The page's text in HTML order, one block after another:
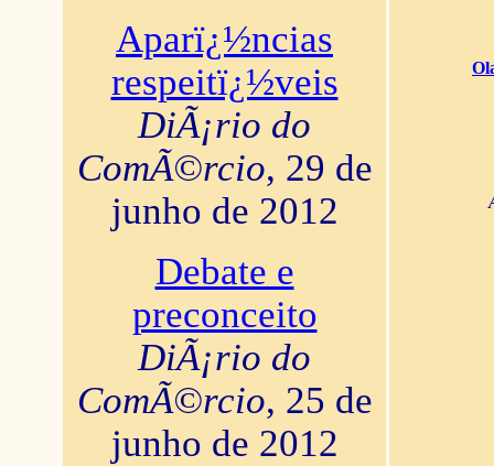
Aparï¿½ncias
respeitï¿½veis
DiÃ¡rio do
ComÃ©rcio, 29 de
junho de 2012
Debate e
preconceito
DiÃ¡rio do
ComÃ©rcio, 25 de
junho de 2012